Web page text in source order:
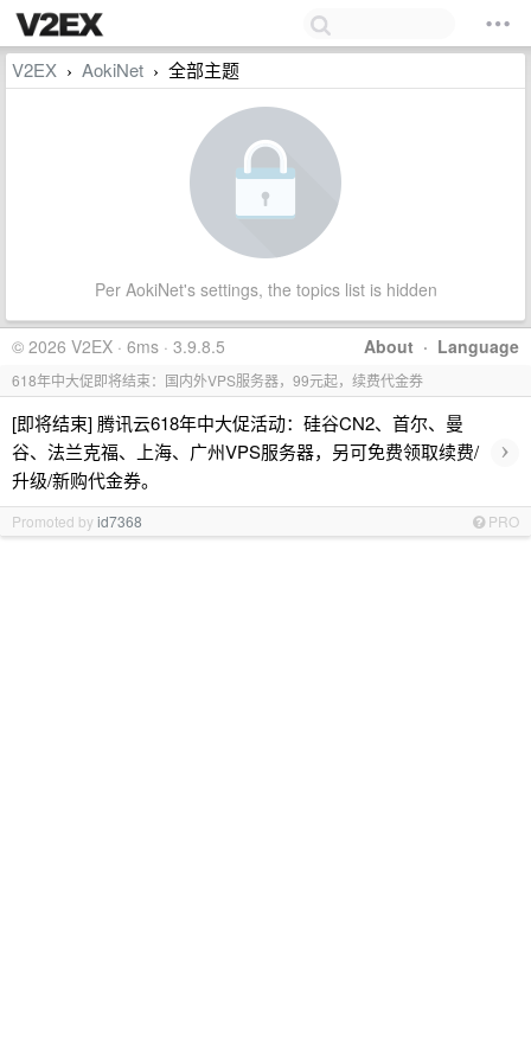
V2EX › AokiNet › 全部主题
Per AokiNet's settings, the topics list is hidden
About · Language
© 2026 V2EX · 6ms · 3.9.8.5
618年中大促即将结束：国内外VPS服务器，99元起，续费代金券
[即将结束] 腾讯云618年中大促活动：硅谷CN2、首尔、曼
谷、法兰克福、上海、广州VPS服务器，另可免费领取续费/
升级/新购代金券。
›
Promoted byid7368 PRO